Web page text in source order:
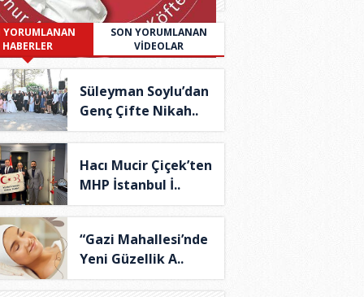
YORUMLANAN
HABERLER
SON YORUMLANAN
VİDEOLAR
Süleyman Soylu’dan
Genç Çifte Nikah..
Hacı Mucir Çiçek’ten
MHP İstanbul İ..
“Gazi Mahallesi’nde
Yeni Güzellik A..